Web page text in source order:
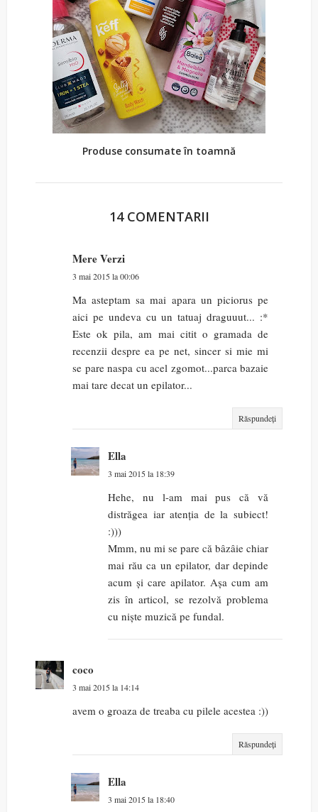
Produse consumate în toamnă
14 COMENTARII
Mere Verzi
3 mai 2015 la 00:06
Ma asteptam sa mai apara un piciorus pe
aici pe undeva cu un tatuaj draguuut... :*
Este ok pila, am mai citit o gramada de
recenzii despre ea pe net, sincer si mie mi
se pare naspa cu acel zgomot...parca bazaie
mai tare decat un epilator...
Răspundeți
Ella
3 mai 2015 la 18:39
Hehe, nu l-am mai pus că vă
distrăgea iar atenția de la subiect!
:)))
Mmm, nu mi se pare că bâzâie chiar
mai rău ca un epilator, dar depinde
acum și care apilator. Așa cum am
zis în articol, se rezolvă problema
cu niște muzică pe fundal.
coco
3 mai 2015 la 14:14
avem o groaza de treaba cu pilele acestea :))
Răspundeți
Ella
3 mai 2015 la 18:40